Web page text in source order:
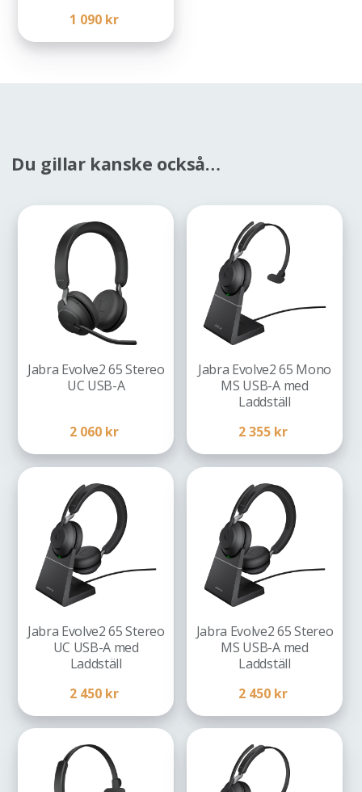
1 090 kr
Du gillar kanske också…
Jabra Evolve2 65 Stereo
UC USB-A
2 060 kr
Jabra Evolve2 65 Mono
MS USB-A med
Laddställ
2 355 kr
Jabra Evolve2 65 Stereo
UC USB-A med
Laddställ
2 450 kr
Jabra Evolve2 65 Stereo
MS USB-A med
Laddställ
2 450 kr